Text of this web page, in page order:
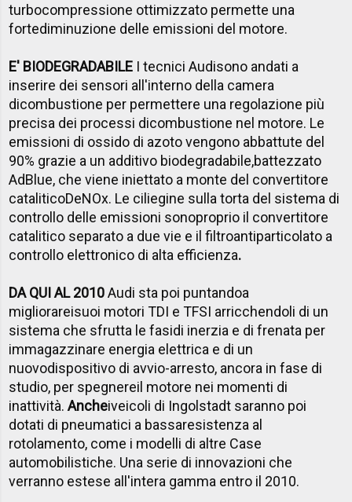
turbocompressione ottimizzato permette una
fortediminuzione delle emissioni del motore.
E' BIODEGRADABILE I tecnici Audisono andati a
inserire dei sensori all'interno della camera
dicombustione per permettere una regolazione più
precisa dei processi dicombustione nel motore. Le
emissioni di ossido di azoto vengono abbattute del
90% grazie a un additivo biodegradabile,battezzato
AdBlue, che viene iniettato a monte del convertitore
cataliticoDeNOx. Le ciliegine sulla torta del sistema di
controllo delle emissioni sonoproprio il convertitore
catalitico separato a due vie e il filtroantiparticolato a
controllo elettronico di alta efficienza.
DA QUI AL 2010Audi sta poi puntandoa
migliorareisuoi motori TDI e TFSI arricchendoli di un
sistema che sfrutta le fasidi inerzia e di frenata per
immagazzinare energia elettrica e di un
nuovodispositivo di avvio-arresto, ancora in fase di
studio, per spegnereil motore nei momenti di
inattività.Ancheiveicoli di Ingolstadt saranno poi
dotati di pneumatici a bassaresistenza al
rotolamento, come i modelli di altre Case
automobilistiche. Una serie di innovazioni che
verranno estese all'intera gamma entro il 2010.